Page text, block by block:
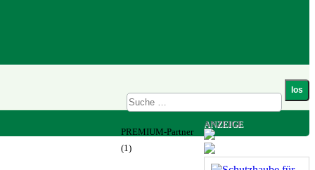
ANZEIGE
PREMIUM-Partner
(1)